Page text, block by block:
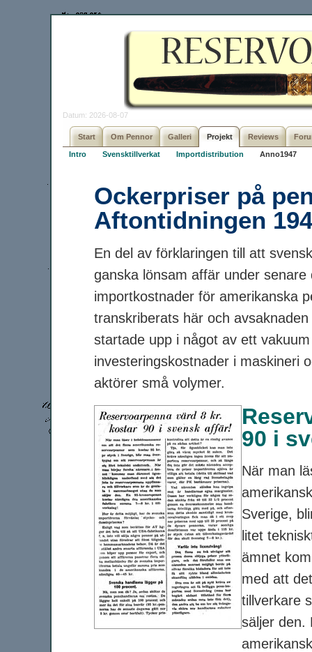
Datum: 2026-08-07
Start Om Pennor Galleri Projekt Reviews
Intro Svensktillverkat Importdistribution Anno1947
Ockerpriser på
Aftontidningen
En del av förklaringen till att
ganska lönsam affär under
importkostnader för amerikanska
transkriberats här och
startade upp i något av ett
investeringskostnader i maskineri
aktörer små volymer.
90 i
När man
Sverige,
litet
ämnet
med att
tillverkare
säljer den.